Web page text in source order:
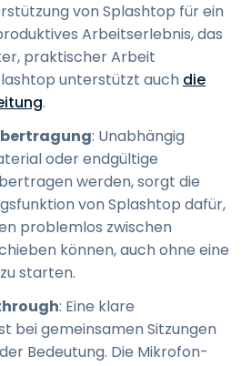
von Splashtop für ein
Arbeitserlebnis, das
praktischer Arbeit
unterstützt auch die
.
: Unabhängig
oder endgültige
werden, sorgt die
von Splashtop dafür,
problemlos zwischen
können, auch ohne eine
starten.
: Eine klare
bei gemeinsamen Sitzungen
Bedeutung. Die Mikrofon-